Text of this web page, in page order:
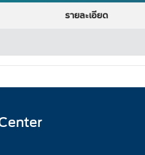
รายละเอียด